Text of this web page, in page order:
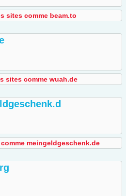
sites comme beam.to
sites comme wuah.de
meingeldgeschenk.de